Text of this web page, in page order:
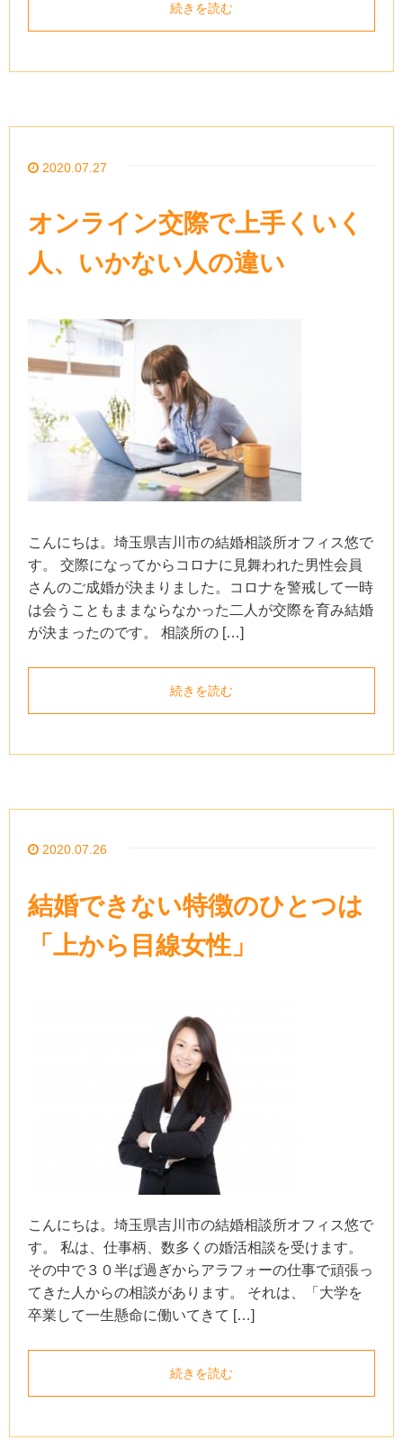
続きを読む
2020.07.27
オンライン交際で上手くいく
人、いかない人の違い
こんにちは。埼玉県吉川市の結婚相談所オフィス悠で
す。 交際になってからコロナに見舞われた男性会員
さんのご成婚が決まりました。コロナを警戒して一時
は会うこともままならなかった二人が交際を育み結婚
が決まったのです。 相談所の […]
続きを読む
2020.07.26
結婚できない特徴のひとつは
「上から目線女性」
こんにちは。埼玉県吉川市の結婚相談所オフィス悠で
す。 私は、仕事柄、数多くの婚活相談を受けます。
その中で３０半ば過ぎからアラフォーの仕事で頑張っ
てきた人からの相談があります。 それは、「大学を
卒業して一生懸命に働いてきて […]
続きを読む